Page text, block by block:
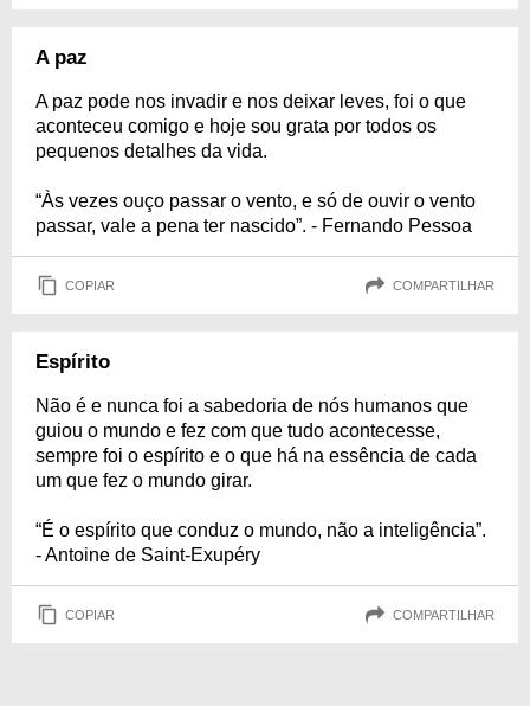
A paz
A paz pode nos invadir e nos deixar leves, foi o que
aconteceu comigo e hoje sou grata por todos os
pequenos detalhes da vida.
“Às vezes ouço passar o vento, e só de ouvir o vento
passar, vale a pena ter nascido”. - Fernando Pessoa
COPIAR COMPARTILHAR
Espírito
Não é e nunca foi a sabedoria de nós humanos que
guiou o mundo e fez com que tudo acontecesse,
sempre foi o espírito e o que há na essência de cada
um que fez o mundo girar.
“É o espírito que conduz o mundo, não a inteligência”.
- Antoine de Saint-Exupéry
COPIAR COMPARTILHAR